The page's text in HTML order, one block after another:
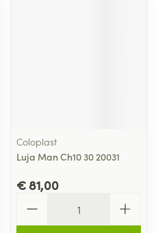
Coloplast
Luja Man Ch10 30 20031
€ 81,00